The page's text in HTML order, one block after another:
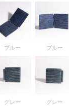
ブルー ブルー
グレー グレー